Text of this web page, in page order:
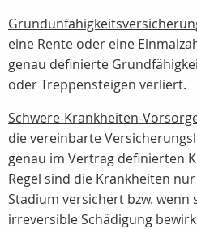
eine Rente oder eine
genau definierte
oder Treppensteigen verliert.
Schwere-Krankheiten-
die vereinbarte
genau im Vertrag definierten
Regel sind die Krankheiten
Stadium versichert bzw. wenn
irreversible Schädigung